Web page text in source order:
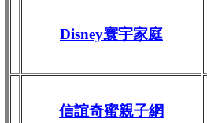
Disney寰宇家庭
信誼奇蜜親子網